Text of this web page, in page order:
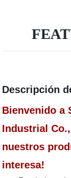
Descripción
Bienvenido a
Industrial
nuestros
interesa!